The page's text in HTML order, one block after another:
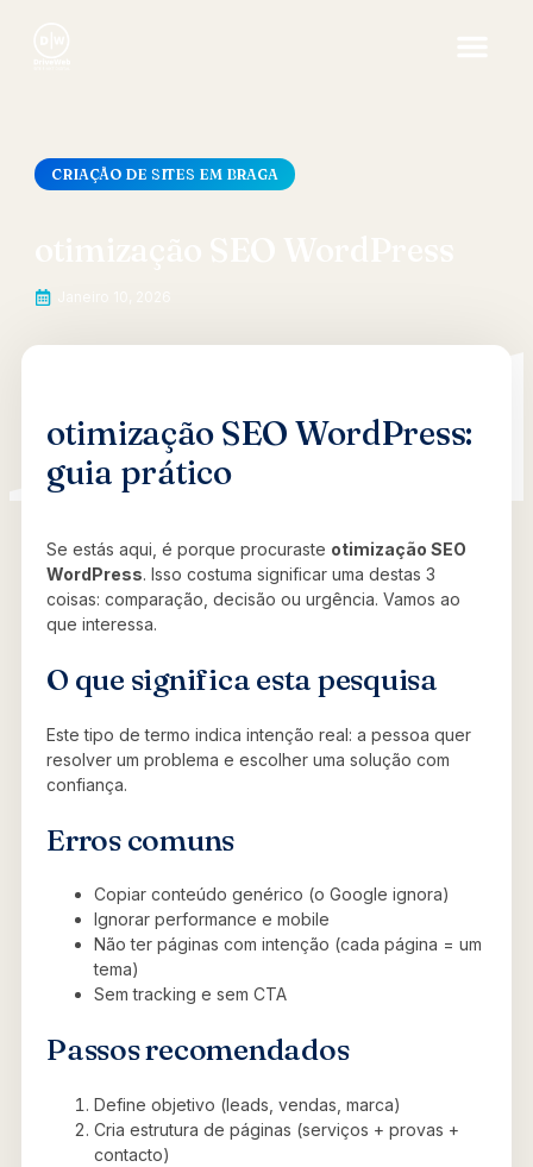
CRIAÇÃO DE SITES EM BRAGA
otimização SEO WordPress:
guia prático
Se estás aqui, é porque procuraste otimização SEO
WordPress. Isso costuma significar uma destas 3
coisas: comparação, decisão ou urgência. Vamos ao
que interessa.
O que significa esta pesquisa
Este tipo de termo indica intenção real: a pessoa quer
resolver um problema e escolher uma solução com
confiança.
Erros comuns
Copiar conteúdo genérico (o Google ignora)
Ignorar performance e mobile
Não ter páginas com intenção (cada página = um
tema)
Sem tracking e sem CTA
Passos recomendados
Define objetivo (leads, vendas, marca)
Cria estrutura de páginas (serviços + provas +
contacto)